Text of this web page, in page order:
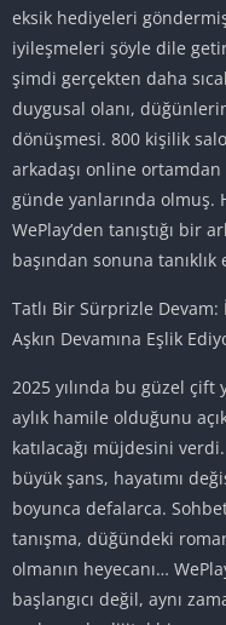
eksik hediyeleri
iyileşmeleri şöyle dile
şimdi gerçekten daha
duygusal olanı,
dönüşmesi. 800 kişilik
arkadaşı online
günde yanlarında olmuş.
WePlay’den tanıştığı bir
başından sonuna tanıklık
Tatlı Bir Sürprizle
Aşkın Devamına Eşlik
2025 yılında bu güzel çift
aylık hamile olduğunu
katılacağı müjdesini
büyük şans, hayatımı
boyunca defalarca.
tanışma, düğündeki
olmanın heyecanı…
başlangıcı değil, aynı